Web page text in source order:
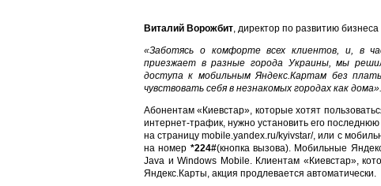
Виталий Ворожбит, директор по развитию
«Заботясь о комфорте всех клиентов, и, в
приезжает в разные города Украины, мы
доступа к мобильным Яндекс.Картам без
чувствовать себя в незнакомых городах как дома».
Абонентам «Киевстар», которые хотят
интернет-трафик, нужно установить его
на страницу mobile.yandex.ru/kyivstar/, или с
на номер *224#(кнопка вызова). Мобильные
Java и Windows Mobile. Клиентам «Киевстар»,
Яндекс.Карты, акция продлевается автоматически.